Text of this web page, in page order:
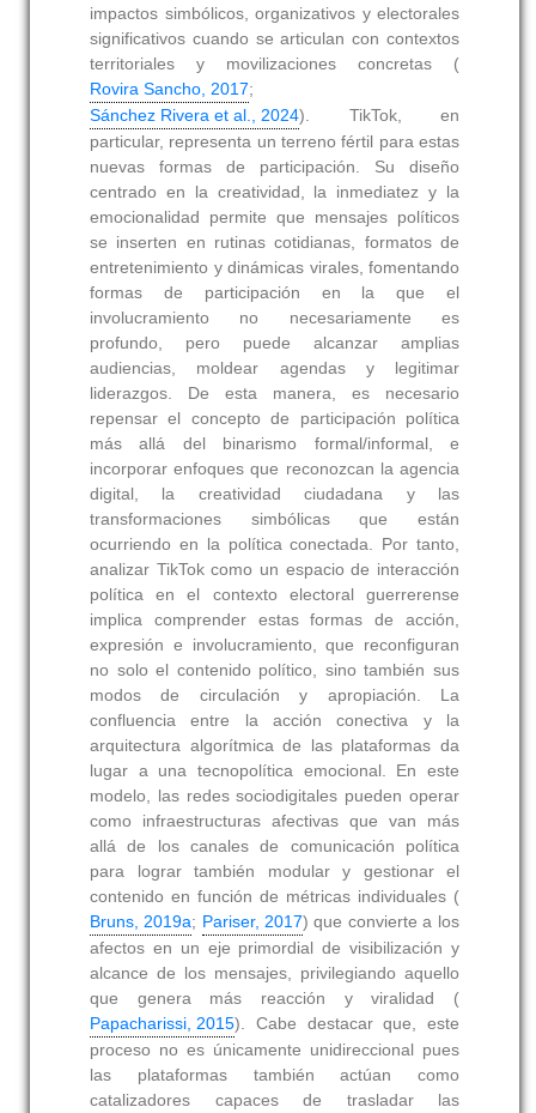
impactos simbólicos, organizativos y electorales
significativos cuando se articulan con contextos
territoriales y movilizaciones concretas (
Rovira Sancho, 2017;
Sánchez Rivera et al., 2024). TikTok, en
particular, representa un terreno fértil para estas
nuevas formas de participación. Su diseño
centrado en la creatividad, la inmediatez y la
emocionalidad permite que mensajes políticos
se inserten en rutinas cotidianas, formatos de
entretenimiento y dinámicas virales, fomentando
formas de participación en la que el
involucramiento no necesariamente es
profundo, pero puede alcanzar amplias
audiencias, moldear agendas y legitimar
liderazgos. De esta manera, es necesario
repensar el concepto de participación política
más allá del binarismo formal/informal, e
incorporar enfoques que reconozcan la agencia
digital, la creatividad ciudadana y las
transformaciones simbólicas que están
ocurriendo en la política conectada. Por tanto,
analizar TikTok como un espacio de interacción
política en el contexto electoral guerrerense
implica comprender estas formas de acción,
expresión e involucramiento, que reconfiguran
no solo el contenido político, sino también sus
modos de circulación y apropiación. La
confluencia entre la acción conectiva y la
arquitectura algorítmica de las plataformas da
lugar a una tecnopolítica emocional. En este
modelo, las redes sociodigitales pueden operar
como infraestructuras afectivas que van más
allá de los canales de comunicación política
para lograr también modular y gestionar el
contenido en función de métricas individuales (
Bruns, 2019a; Pariser, 2017) que convierte a los
afectos en un eje primordial de visibilización y
alcance de los mensajes, privilegiando aquello
que genera más reacción y viralidad (
Papacharissi, 2015). Cabe destacar que, este
proceso no es únicamente unidireccional pues
las plataformas también actúan como
catalizadores capaces de trasladar las